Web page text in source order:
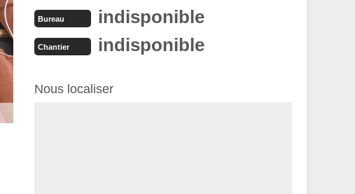
Bureau indisponible
Chantier indisponible
Nous localiser